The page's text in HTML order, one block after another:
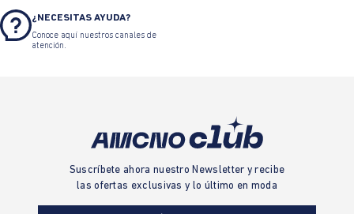
¿NECESITAS AYUDA?
Conoce aquí nuestros canales de
atención.
Suscríbete ahora nuestro Newsletter y recibe
las ofertas exclusivas y lo último en moda